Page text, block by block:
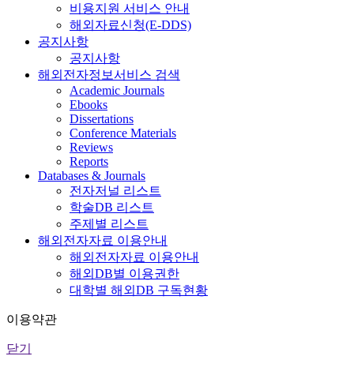
비용지원 서비스 안내
해외자료신청(E-DDS)
공지사항
공지사항
해외전자정보서비스 검색
Academic Journals
Ebooks
Dissertations
Conference Materials
Reviews
Reports
Databases & Journals
전자저널 리스트
학술DB 리스트
주제별 리스트
해외전자자료 이용안내
해외전자자료 이용안내
해외DB별 이용권한
대학별 해외DB 구독현황
이용약관
닫기